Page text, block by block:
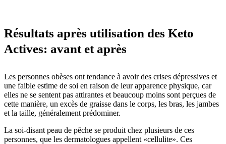
Résultats après utilisation des Keto
Actives: avant et après
Les personnes obèses ont tendance à avoir des crises dépressives et
une faible estime de soi en raison de leur apparence physique, car
elles ne se sentent pas attirantes et beaucoup moins sont perçues de
cette manière, un excès de graisse dans le corps, les bras, les jambes
et la taille, généralement prédominer.
La soi-disant peau de pêche se produit chez plusieurs de ces
personnes, que les dermatologues appellent «cellulite». Ces